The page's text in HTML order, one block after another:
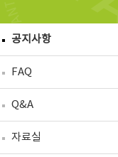
공지사항
FAQ
Q&A
자료실